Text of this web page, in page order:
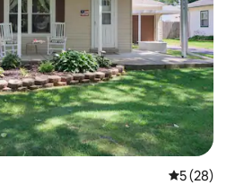
5 av 5 i
5 (28)